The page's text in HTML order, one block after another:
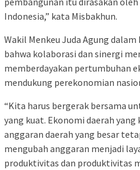
Indonesia,” kata Misbakhun.
Wakil Menkeu Juda Agung
bahwa kolaborasi dan sinergi
memberdayakan pertumbuhan
mendukung perekonomian
“Kita harus bergerak bersama
yang kuat. Ekonomi daerah
anggaran daerah yang besar
mengubah anggaran menjadi
produktivitas dan produktivitas